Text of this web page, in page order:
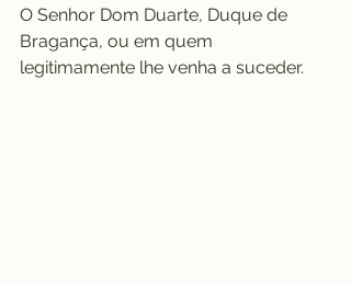
O Senhor Dom Duarte, Duque de
Bragança, ou em quem
legitimamente lhe venha a suceder.